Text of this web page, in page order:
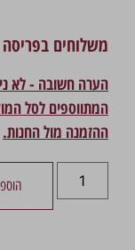
משלוחים
הערה חשובה - לא
המתווספים לסל
ההזמנה מול החנות.